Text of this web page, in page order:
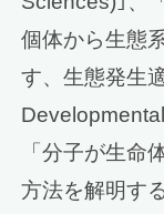
個体から生態
す、生態発生
「分子が生命
方法を解明す